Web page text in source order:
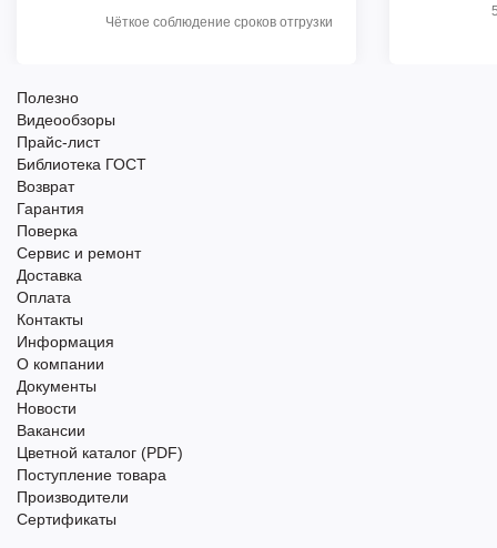
Чёткое соблюдение сроков отгрузки
Полезно
Видеообзоры
Прайс-лист
Библиотека ГОСТ
Возврат
Гарантия
Поверка
Сервис и ремонт
Доставка
Оплата
Контакты
Информация
О компании
Документы
Новости
Вакансии
Цветной каталог (PDF)
Поступление товара
Производители
Сертификаты